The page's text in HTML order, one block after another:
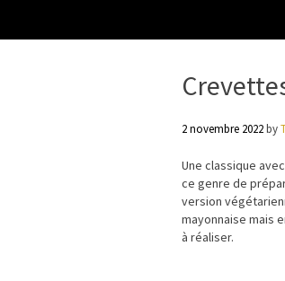
2 novembre 2022by
Une classique
ce genre de
version
mayonnaise mais
à réaliser.